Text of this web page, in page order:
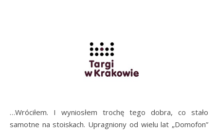
…Wróciłem. I wyniosłem trochę tego dobra, co stało
samotne na stoiskach. Upragniony od wielu lat „Domofon”